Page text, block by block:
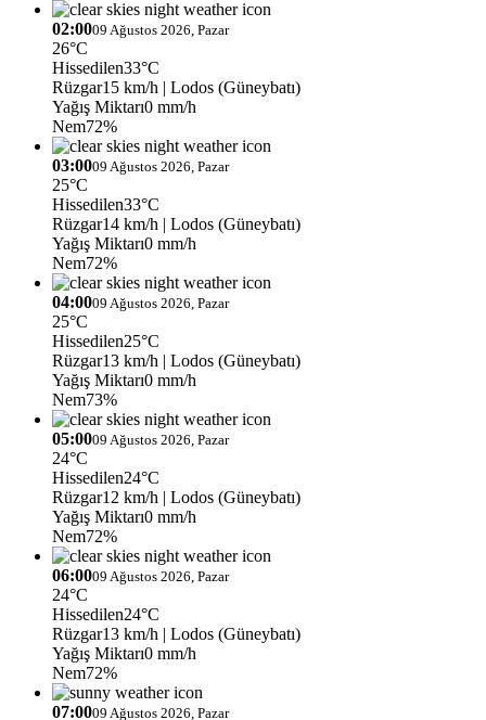
02:0009 Ağustos 2026, Pazar
26°C
Hissedilen33°C
Rüzgar15 km/h | Lodos (Güneybatı)
Yağış Miktarı0 mm/h
Nem72%
03:0009 Ağustos 2026, Pazar
25°C
Hissedilen33°C
Rüzgar14 km/h | Lodos (Güneybatı)
Yağış Miktarı0 mm/h
Nem72%
04:0009 Ağustos 2026, Pazar
25°C
Hissedilen25°C
Rüzgar13 km/h | Lodos (Güneybatı)
Yağış Miktarı0 mm/h
Nem73%
05:0009 Ağustos 2026, Pazar
24°C
Hissedilen24°C
Rüzgar12 km/h | Lodos (Güneybatı)
Yağış Miktarı0 mm/h
Nem72%
06:0009 Ağustos 2026, Pazar
24°C
Hissedilen24°C
Rüzgar13 km/h | Lodos (Güneybatı)
Yağış Miktarı0 mm/h
Nem72%
07:0009 Ağustos 2026, Pazar